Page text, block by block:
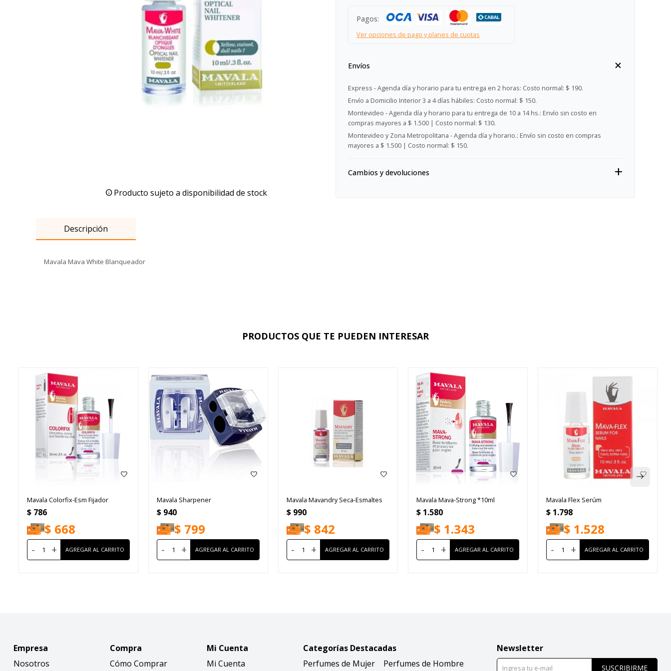
Producto sujeto a disponibilidad de stock
Pagos:
Ver opciones de pago y planes de cuotas
Envíos
Express - Agenda día y horario para tu entrega en 2 horas: Costo normal: $ 190.
Envío a Domicilio Interior 3 a 4 días hábiles: Costo normal: $ 150.
Montevideo - Agenda día y horario para tu entrega de 10 a 14 hs.: Envío sin costo en
compras mayores a $ 1.500 | Costo normal: $ 130.
Montevideo y Zona Metropolitana - Agenda día y horario.: Envío sin costo en compras
mayores a $ 1.500 | Costo normal: $ 150.
Cambios y devoluciones
Descripción
Mavala Mava White Blanqueador
PRODUCTOS QUE TE PUEDEN INTERESAR
Mavala Colorfix-Esm Fijador
$ 786
$ 668
- +
Mavala Sharpener
$ 940
$ 799
- +
Mavala Mavandry Seca-Esmaltes
$ 990
$ 842
- +
Mavala Mava-Strong *10ml
$ 1.580
$ 1.343
- +
Mavala Flex Serúm
$ 1.798
$ 1.528
- +
Empresa
Nosotros
Compra
Cómo Comprar
Mi Cuenta
Mi Cuenta
Categorías Destacadas
Perfumes de Mujer
Perfumes de Hombre
Newsletter
SUSCRIBIRME